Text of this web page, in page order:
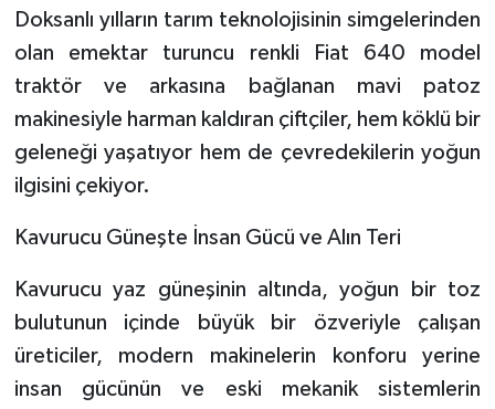
Doksanlı yılların tarım teknolojisinin simgelerinden
olan emektar turuncu renkli Fiat 640 model
traktör ve arkasına bağlanan mavi patoz
makinesiyle harman kaldıran çiftçiler, hem köklü bir
geleneği yaşatıyor hem de çevredekilerin yoğun
ilgisini çekiyor.
Kavurucu Güneşte İnsan Gücü ve Alın Teri
Kavurucu yaz güneşinin altında, yoğun bir toz
bulutunun içinde büyük bir özveriyle çalışan
üreticiler, modern makinelerin konforu yerine
insan gücünün ve eski mekanik sistemlerin